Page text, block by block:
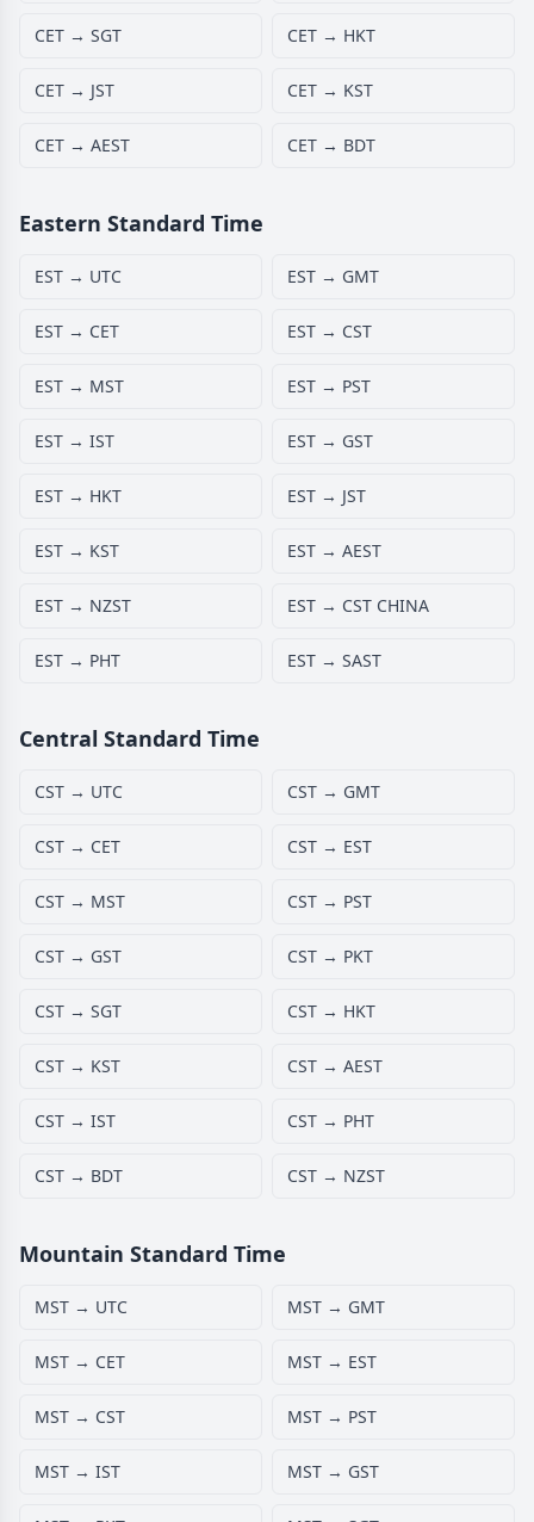
CET → SGT CET → HKT
CET → JST CET → KST
CET → AEST CET → BDT
Eastern Standard Time
EST → UTC EST → GMT
EST → CET EST → CST
EST → MST EST → PST
EST → IST EST → GST
EST → HKT EST → JST
EST → KST EST → AEST
EST → NZST EST → CST CHINA
EST → PHT EST → SAST
Central Standard Time
CST → UTC CST → GMT
CST → CET CST → EST
CST → MST CST → PST
CST → GST CST → PKT
CST → SGT CST → HKT
CST → KST CST → AEST
CST → IST CST → PHT
CST → BDT CST → NZST
Mountain Standard Time
MST → UTC MST → GMT
MST → CET MST → EST
MST → CST MST → PST
MST → IST MST → GST